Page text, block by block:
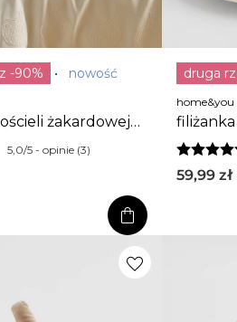
-90% nowość
żakardowej
cm z 2
70x80
5,0/5 - opinie (3)
druga
home&you
59,99 zł